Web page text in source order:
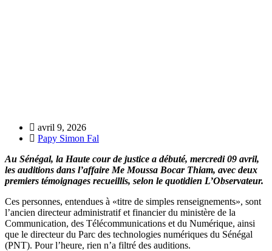
avril 9, 2026
Papy Simon Fal
Au Sénégal, la Haute cour de justice a débuté, mercredi 09 avril,
les auditions dans l’affaire Me Moussa Bocar Thiam, avec deux
premiers témoignages recueillis, selon le quotidien L’Observateur.
Ces personnes, entendues à «titre de simples renseignements», sont
l’ancien directeur administratif et financier du ministère de la
Communication, des Télécommunications et du Numérique, ainsi
que le directeur du Parc des technologies numériques du Sénégal
(PNT). Pour l’heure, rien n’a filtré des auditions.